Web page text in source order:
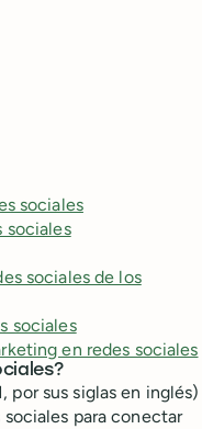
sociales
sociales
sociales de los
sociales
en redes sociales
por sus siglas en inglés)
para conectar